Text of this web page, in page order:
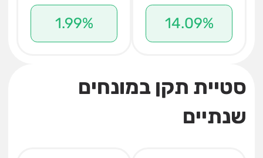
14.09%
1.99%
סטיית תקן במונחים
שנתיים